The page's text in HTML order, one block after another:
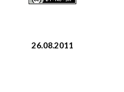
26.08.2011